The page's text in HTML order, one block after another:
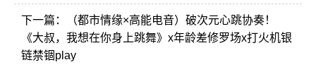
下一篇：
（都市情缘×高能电音）破次元心跳协奏！
《大叔，我想在你身上跳舞》x年龄差修罗场x打火机银
链禁锢play